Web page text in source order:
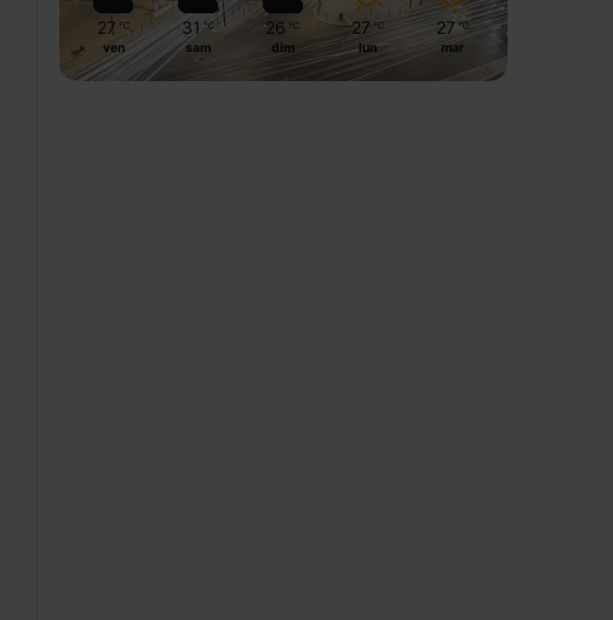
27 ℃
ven
31 ℃
sam
26 ℃
dim
27 ℃
lun
27 ℃
mar